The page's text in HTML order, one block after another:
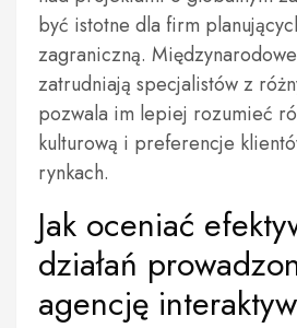
być istotne dla firm
zagraniczną.
zatrudniają specjalistów z
pozwala im lepiej rozumieć
kulturową i preferencje
rynkach.
Jak oceniać
działań
agencję